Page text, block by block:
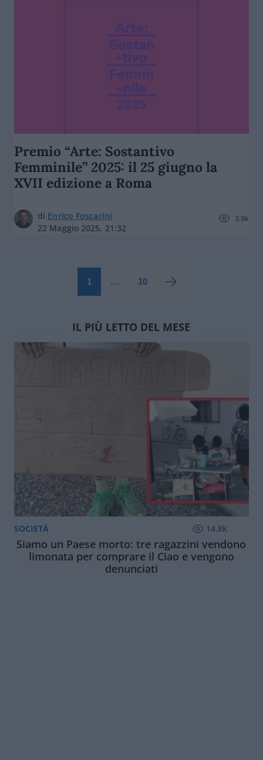
Premio “Arte: Sostantivo
Femminile” 2025: il 25 giugno la
XVII edizione a Roma
di Enrico Foscarini
22 Maggio 2025, 21:32
3.9k
1 … 10
IL PIÙ LETTO DEL MESE
SOCIETÀ 14.8k
Siamo un Paese morto: tre ragazzini vendono
limonata per comprare il Ciao e vengono
denunciati